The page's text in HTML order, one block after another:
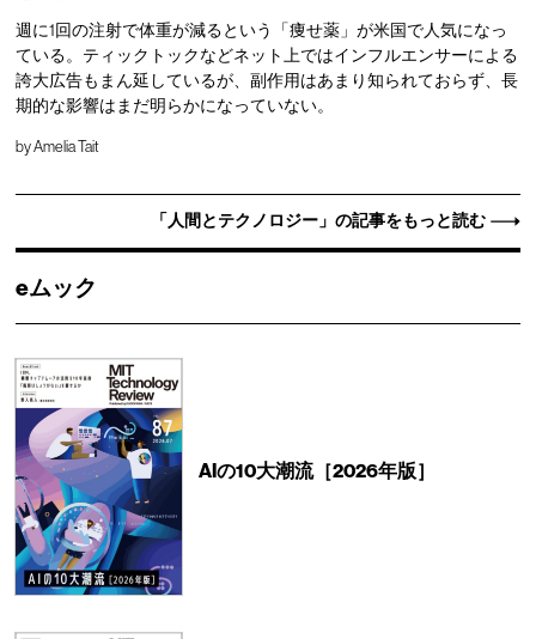
週に1回の注射で体重が減るという「痩せ薬」が米国で人気になっ
ている。ティックトックなどネット上ではインフルエンサーによる
誇大広告もまん延しているが、副作用はあまり知られておらず、長
期的な影響はまだ明らかになっていない。
byAmelia Tait
「人間とテクノロジー」の記事をもっと読む
eムック
AIの10大潮流［2026年版］